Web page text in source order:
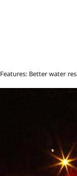
Features: Better water